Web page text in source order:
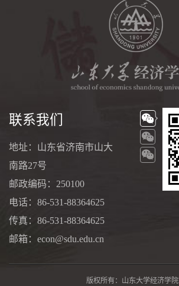
联系我们
地址：山东省济南市山大
南路27号
邮政编码：250100
电话：86-531-88364625
传真：86-531-88364625
邮箱：econ@sdu.edu.cn
版权所有：山东大学经济学院